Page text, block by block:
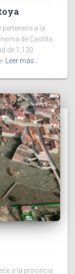
a la
de Castilla
de 1,130
Leer más…
a la provincia